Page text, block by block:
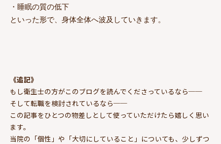
・睡眠の質の低下
といった形で、身体全体へ波及していきます。
《追記》
もし衛生士の方がこのブログを読んでくださっているなら──
そして転職を検討されているなら──
この記事をひとつの物差しとして使っていただけたら嬉しく思い
ます。
当院の「個性」や「大切にしていること」についても、少しずつ